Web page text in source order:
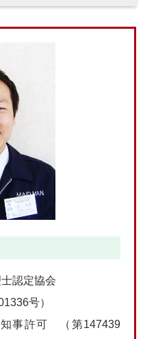
認定協会
号）
事許可 （第147439